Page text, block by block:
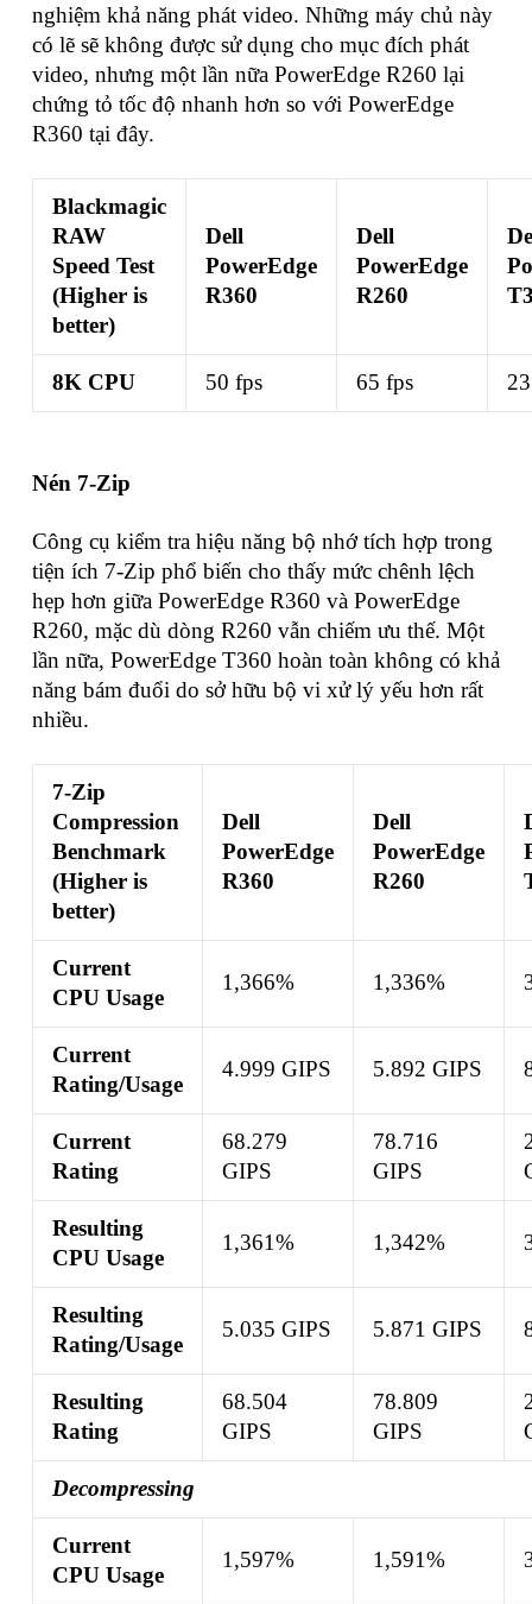
nghiệm khả năng phát video. Những máy chủ này
có lẽ sẽ không được sử dụng cho mục đích phát
video, nhưng một lần nữa PowerEdge R260 lại
chứng tỏ tốc độ nhanh hơn so với PowerEdge
R360 tại đây.
Blackmagic
RAW
Speed Test
(Higher is
better)
Dell
PowerEdge
R360
Dell
PowerEdge
R260
8K CPU 50 fps 65 fps
Nén 7-Zip
Công cụ kiểm tra hiệu năng bộ nhớ tích hợp trong
tiện ích 7-Zip phổ biến cho thấy mức chênh lệch
hẹp hơn giữa PowerEdge R360 và PowerEdge
R260, mặc dù dòng R260 vẫn chiếm ưu thế. Một
lần nữa, PowerEdge T360 hoàn toàn không có khả
năng bám đuổi do sở hữu bộ vi xử lý yếu hơn rất
nhiều.
7-Zip
Compression
Benchmark
(Higher is
better)
Dell
PowerEdge
R360
Dell
PowerEdge
R260
Current
CPU Usage
1,366% 1,336%
Current
Rating/Usage
4.999 GIPS 5.892 GIPS
Current
Rating
68.279
GIPS
78.716
GIPS
Resulting
CPU Usage
1,361% 1,342%
Resulting
Rating/Usage
5.035 GIPS 5.871 GIPS
Resulting
Rating
68.504
GIPS
78.809
GIPS
Decompressing
Current
CPU Usage
1,597% 1,591%